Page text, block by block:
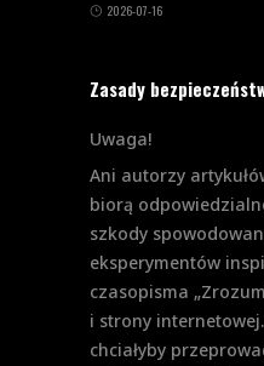
2026-07-16
Zasady
Uwaga!
Ani autorzy
biorą
szkody
eksperymentów
czasopisma
i strony
chciałyby